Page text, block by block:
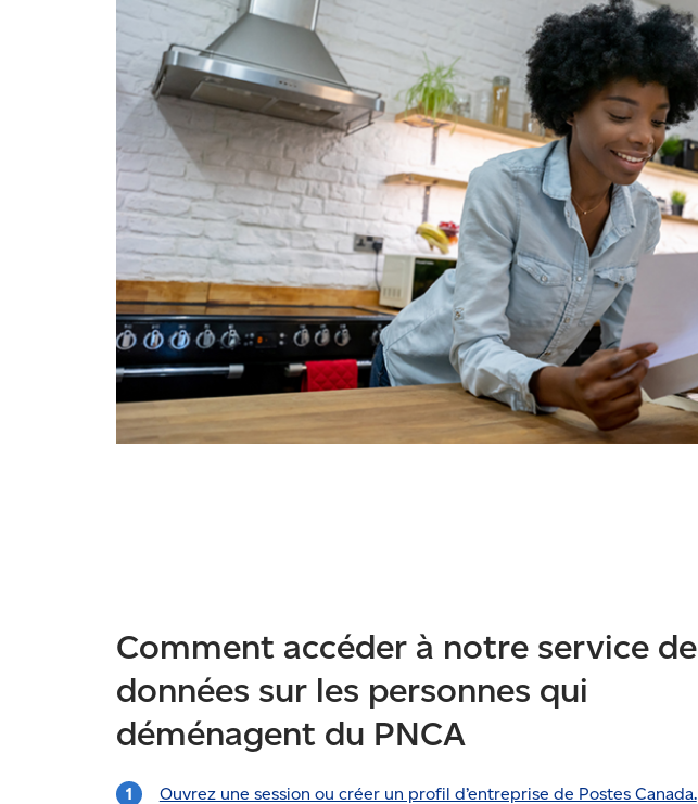
Comment accéder à notre service de
données sur les personnes qui
déménagent du PNCA
Ouvrez une session ou créer un profil d’entreprise de Postes Canada.